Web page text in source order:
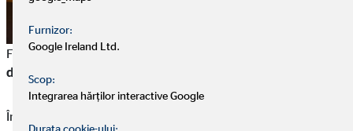
Forma potrivită de investiție depinde, în primul rând, de
durata de timp pentru care dorești să economisești.
În zilele noastre, un profit bun poate fi obținut numai
Furnizor:
Google Ireland Ltd.
Scop:
Integrarea hărților interactive Google
Durata cookie-ului: